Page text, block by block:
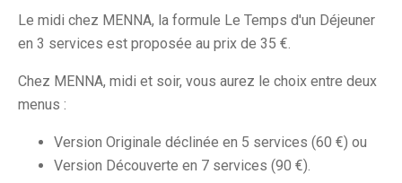
Le midi chez MENNA, la formule Le Temps d'un Déjeuner
en 3 services est proposée au prix de 35 €.
Chez MENNA, midi et soir, vous aurez le choix entre deux
menus :
Version Originale déclinée en 5 services (60 €) ou
Version Découverte en 7 services (90 €).